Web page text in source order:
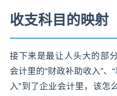
收支科目的映射
接下来是最让人头大的部
会计里的“财政补助收入”、
入”到了企业会计里，该怎